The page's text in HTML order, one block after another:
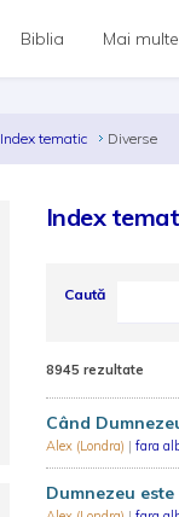
Biblia Mai multe
Index tematic Diverse
Index
Caută
8945 rezultate
Când
Alex (Londra) | fara
Dumnezeu